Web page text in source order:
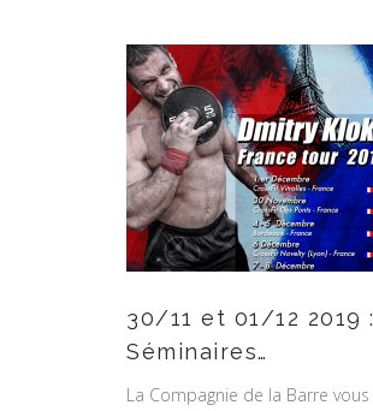
30/11 et 01/12 2019 :
Séminaires…
La Compagnie de la Barre vous